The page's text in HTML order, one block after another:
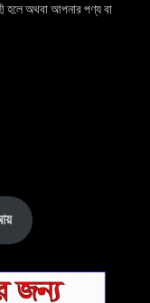
হলে অথবা আপনার পণ্য বা